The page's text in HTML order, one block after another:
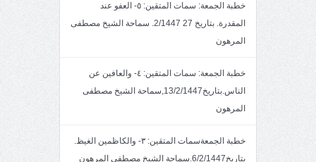
خطبة الجمعة: سمات المتقين: ٥- العفو عند
المقدرة. بتاريخ 27 2/1447. سماحة الشيخ مصطفى
المرهون
خطبة الجمعة: سمات المتقين: ٤- والعافين عن
الناس.بتاريخ13/2/1447,سماحة الشيخ مصطفى
المرهون
خطبة الجمعةسمات المتقين: ٣- والكاظمين الغيظ.
بتاريخ6/2/1447.سماحة الشيخ مصطفى المرهون